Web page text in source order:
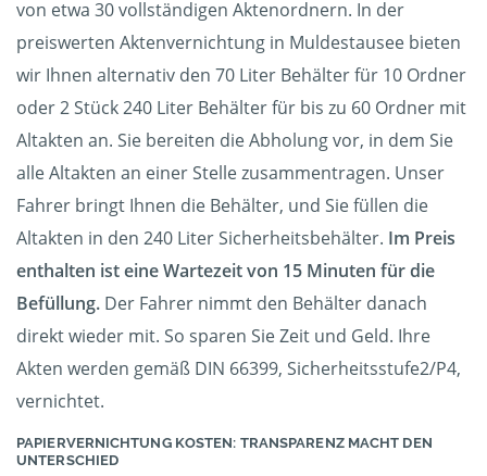
von etwa 30 vollständigen Aktenordnern. In der
preiswerten Aktenvernichtung in Muldestausee bieten
wir Ihnen alternativ den 70 Liter Behälter für 10 Ordner
oder 2 Stück 240 Liter Behälter für bis zu 60 Ordner mit
Altakten an. Sie bereiten die Abholung vor, in dem Sie
alle Altakten an einer Stelle zusammentragen. Unser
Fahrer bringt Ihnen die Behälter, und Sie füllen die
Altakten in den 240 Liter Sicherheitsbehälter. Im Preis
enthalten ist eine Wartezeit von 15 Minuten für die
Befüllung. Der Fahrer nimmt den Behälter danach
direkt wieder mit. So sparen Sie Zeit und Geld. Ihre
Akten werden gemäß DIN 66399, Sicherheitsstufe2/P4,
vernichtet.
PAPIERVERNICHTUNG KOSTEN: TRANSPARENZ MACHT DEN
UNTERSCHIED